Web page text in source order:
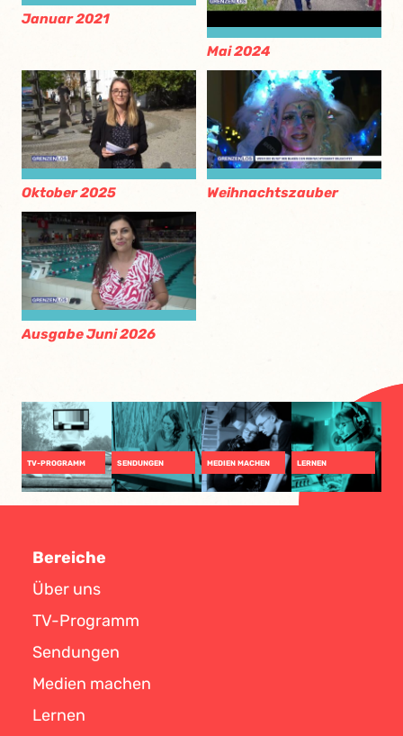
Januar 2021
Mai 2024
Oktober 2025 Weihnachtszauber
Ausgabe Juni 2026
TV-PROGRAMM SENDUNGEN MEDIEN MACHEN LERNEN
Bereiche
Über uns
TV-Programm
Sendungen
Medien machen
Lernen